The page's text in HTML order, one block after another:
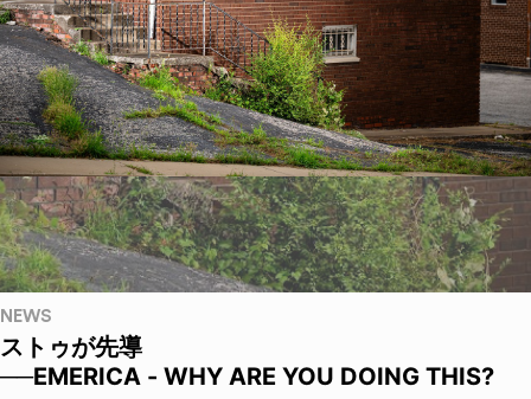
NEWS
ストゥが先導
──EMERICA - WHY ARE YOU DOING THIS?